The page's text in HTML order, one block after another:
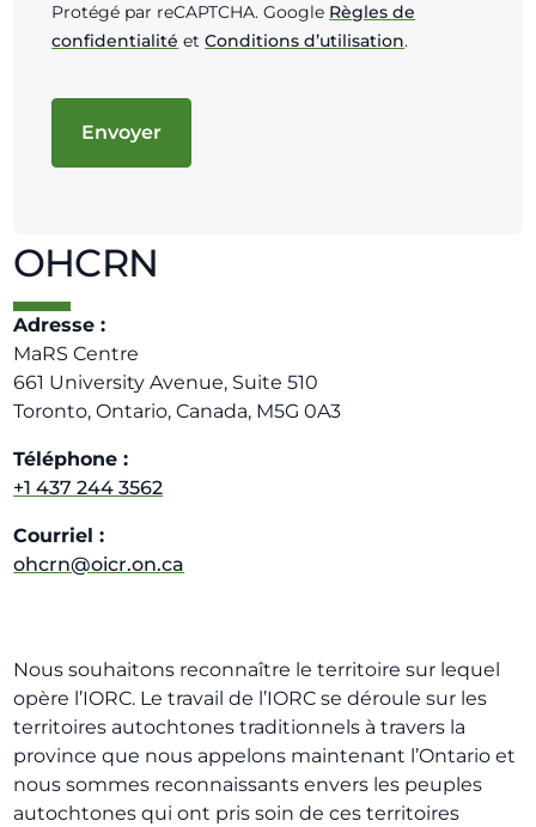
Protégé par reCAPTCHA. Google Règles de
confidentialité etConditions d’utilisation.
OHCRN
Adresse :
MaRS Centre
661 University Avenue, Suite 510
Toronto, Ontario, Canada, M5G 0A3
Téléphone :
+1 437 244 3562
Courriel :
ohcrn@oicr.on.ca
Nous souhaitons reconnaître le territoire sur lequel
opère l’IORC. Le travail de l’IORC se déroule sur les
territoires autochtones traditionnels à travers la
province que nous appelons maintenant l’Ontario et
nous sommes reconnaissants envers les peuples
autochtones qui ont pris soin de ces territoires